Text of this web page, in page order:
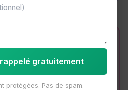
gratuitement
protégées. Pas de spam.